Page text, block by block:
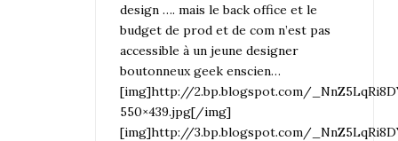
design …. mais le back office et le
budget de prod et de com n’est pas
accessible à un jeune designer
boutonneux geek enscien…
[img]http://2.bp.blogspot.com/
550×439.jpg[/img]
[img]http://3.bp.blogspot.com/